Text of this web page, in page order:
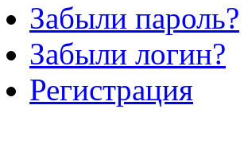
Забыли пароль?
Забыли логин?
Регистрация